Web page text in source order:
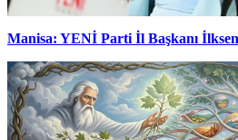
Manisa: YENİ Parti İl Başkanı